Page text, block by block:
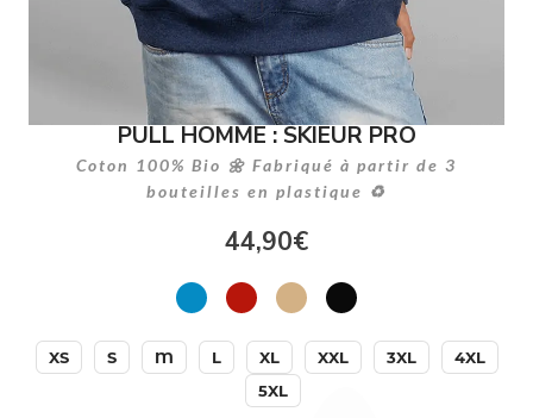
PULL HOMME : SKIEUR PRO
Coton 100% Bio 🌼 Fabriqué à partir de 3
bouteilles en plastique ♻
44,90€
XS S M L XL XXL 3XL
4XL
5XL